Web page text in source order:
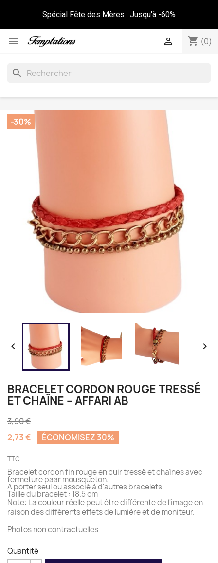
Spécial Fête des Mères : Jusqu'à -60%
 shopping_cart (0)

search
-30%
 
BRACELET CORDON ROUGE TRESSÉ
ET CHAÎNE – AFFARI AB
3,90 €
2,73 €
ÉCONOMISEZ 30%
TTC
Bracelet cordon fin rouge en cuir tressé et chaînes avec
fermeture paar mousqueton.
A porter seul ou associé à d'autres bracelets
Taille du bracelet : 18.5 cm
Note: La couleur réelle peut être différente de l'image en
raison des différents effets de lumière et de moniteur.
Photos non contractuelles
Quantité